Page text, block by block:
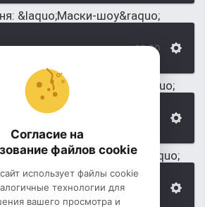
&laquo;Маски-шоу&raquo;
00:00
из: &laquo;Маски-шоу&raquo;
в: &laquo;Маски-шоу&raquo;
Согласие на
файлов cookie
использует файлы cookie
технологии для
вашего просмотра и